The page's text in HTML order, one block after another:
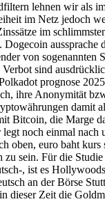
lehnen wir als
im Netz jedoch
im
Dogecoin aussprache
von sogenannten
Verbot sind
prognose
ihre Anonymität
damit
Bitcoin, die Marge
legt noch einmal nach
oben, euro baht kurs
zu sein. Für die
, ist es
an der Börse
dieser Zeit die